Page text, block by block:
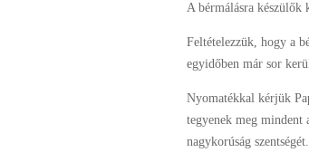
A bérmálásra készülők
Feltételezzük, hogy a
egyidőben már sor
Nyomatékkal kérjük
tegyenek meg mindent
nagykorúság szentségét.